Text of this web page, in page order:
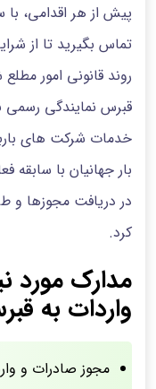
پیش از هر اقدامی،
تماس بگیرید تا از
روند قانونی امور
قبرس نمایندگی رسمی
خدمات شرکت های
بار جهانیان با سابقه
در دریافت مجوزها و
کرد.
مدارک مورد
واردات به
مجوز صادرات و